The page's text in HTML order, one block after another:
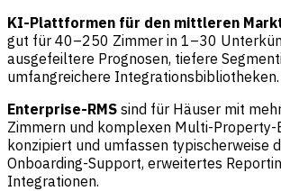
KI-Plattformen für den mittleren
gut für 40–250 Zimmer in 1–30
ausgefeiltere Prognosen, tiefere
umfangreichere Integrationsbibliotheken.
Enterprise-RMS sind für Häuser mit
Zimmern und komplexen Multi-
konzipiert und umfassen typischerweise
Onboarding-Support, erweitertes
Integrationen.